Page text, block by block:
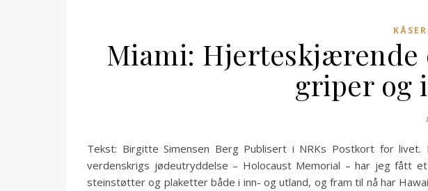
Miami: Hjerteskjærende
griper og
Tekst: Birgitte Simensen Berg Publisert i NRKs Postkort for livet.
verdenskrigs jødeutryddelse – Holocaust Memorial – har jeg fått
steinstøtter og plaketter både i inn- og utland, og fram til nå har